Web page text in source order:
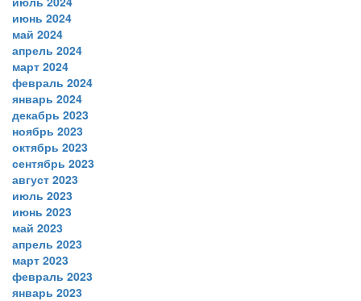
июнь 2024
май 2024
апрель 2024
март 2024
февраль 2024
январь 2024
декабрь 2023
ноябрь 2023
октябрь 2023
сентябрь 2023
август 2023
июль 2023
июнь 2023
май 2023
апрель 2023
март 2023
февраль 2023
январь 2023